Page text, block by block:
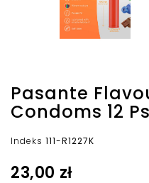
Pasante
Condoms 12
Indeks 111-R1227K
23,00 zł